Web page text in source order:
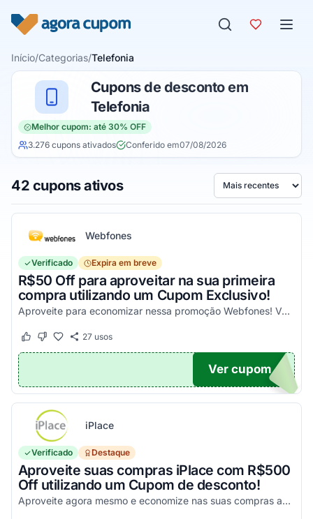
Início/Categorias/Telefonia
Cupons de desconto em
Telefonia
Melhor cupom: até 30% OFF
3.276 cupons ativados
Conferido em07/08/2026
42 cupons ativos Ordenar por
Webfones
Verificado Expira em breve
R$50 Off para aproveitar na sua primeira
compra utilizando um Cupom Exclusivo!
Aproveite para economizar nessa promoção Webfones! Válido em compras de valor acima de R$750!
Este cupom funcionou
Este cupom não funcionou
27usos
UPOM
Ver cupom
iPlace
Verificado Destaque
Aproveite suas compras iPlace com R$500
Off utilizando um Cupom de desconto!
Aproveite agora mesmo e economize nas suas compras acima de R$7.199,99!